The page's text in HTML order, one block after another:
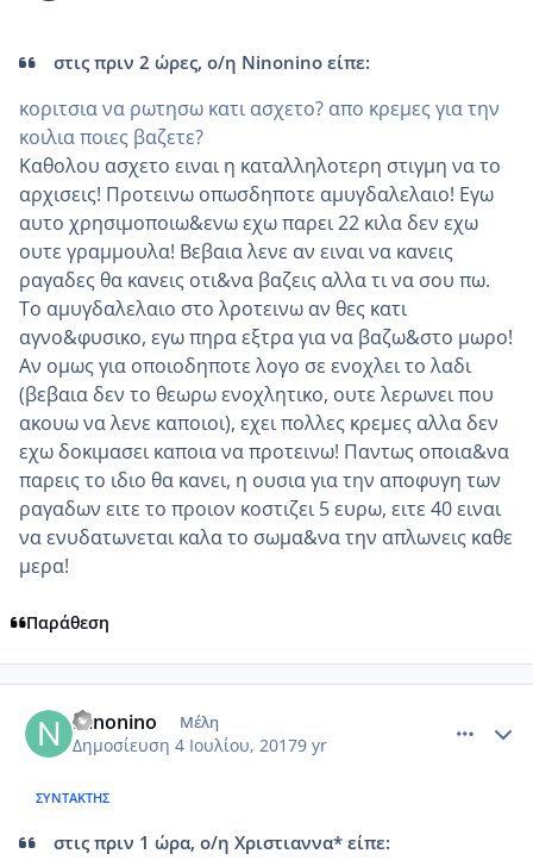
στις πριν 2 ώρες, ο/η Ninonino είπε:
κοριτσια να ρωτησω κατι ασχετο? απο κρεμες για την
κοιλια ποιες βαζετε?
Καθολου ασχετο ειναι η καταλληλοτερη στιγμη να το
αρχισεις! Προτεινω οπωσδηποτε αμυγδαλελαιο! Εγω
αυτο χρησιμοποιω&ενω εχω παρει 22 κιλα δεν εχω
ουτε γραμμουλα! Βεβαια λενε αν ειναι να κανεις
ραγαδες θα κανεις οτι&να βαζεις αλλα τι να σου πω.
Το αμυγδαλελαιο στο λροτεινω αν θες κατι
αγνο&φυσικο, εγω πηρα εξτρα για να βαζω&στο μωρο!
Αν ομως για οποιοδηποτε λογο σε ενοχλει το λαδι
(βεβαια δεν το θεωρω ενοχλητικο, ουτε λερωνει που
ακουω να λενε καποιοι), εχει πολλες κρεμες αλλα δεν
εχω δοκιμασει καποια να προτεινω! Παντως οποια&να
παρεις το ιδιο θα κανει, η ουσια για την αποφυγη των
ραγαδων ειτε το προιον κοστιζει 5 ευρω, ειτε 40 ειναι
να ενυδατωνεται καλα το σωμα&να την απλωνεις καθε
μερα!
Παράθεση
Ninonino Μέλη
Δημοσίευση 4 Ιουλίου, 20179 yr
ΣΥΝΤΆΚΤΗΣ
στις πριν 1 ώρα, ο/η Χριστιαννα* είπε: